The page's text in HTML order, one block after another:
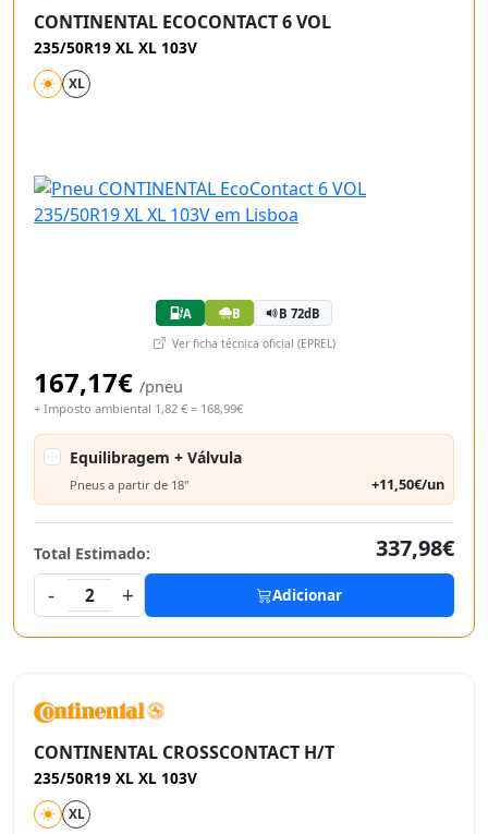
CONTINENTAL ECOCONTACT 6 VOL
235/50R19 XL XL 103V
XL
A B B 72dB
Ver ficha técnica oficial (EPREL)
167,17€ /pneu
+ Imposto ambiental 1,82 € = 168,99€
Equilibragem + Válvula
Pneus a partir de 18" +11,50€/un
Total Estimado:
337,98€
-
2 + Adicionar
CONTINENTAL CROSSCONTACT H/T
235/50R19 XL XL 103V
XL